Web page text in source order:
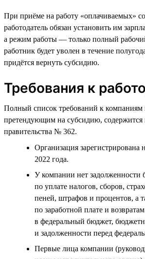
При приёме на работу «оплачиваемых»
работодатель обязан установить им
а режим работы — только полный
работник будет уволен в течение
придётся вернуть субсидию.
Требования к
Полный список требований к
претендующим на субсидию, содержится
правительства № 362.
Организация зарегистрирована
2022 года.
У компании нет задолженности
по уплате налогов, сборов,
пеней, штрафов и процентов, а
по заработной плате и
в федеральный бюджет,
и задолженности перед
Первые лица компании